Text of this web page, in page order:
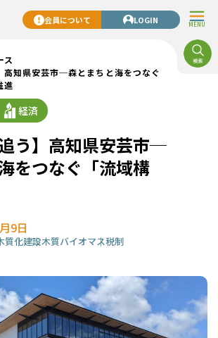
MENU
会員について LOGIN
ス
高知県安芸市─森とまちと海をつなぐ
進
経済
追う】高知県安芸市─
をつなぐ「流域構
9日
質化建設木質バイオマス税制